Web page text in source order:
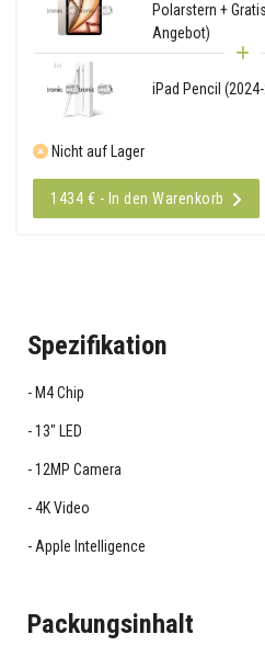
Polarstern +
Angebot)
iPad Pencil
Nicht auf Lager
1434 € - In den Warenkorb
Spezifikation
M4 Chip
13" LED
12MP Camera
4K Video
Apple Intelligence
Packungsinhalt